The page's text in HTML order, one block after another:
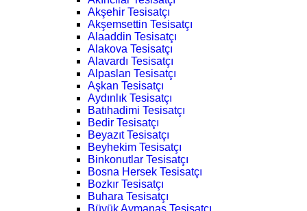
Akşehir Tesisatçı
Akşemsettin Tesisatçı
Alaaddin Tesisatçı
Alakova Tesisatçı
Alavardı Tesisatçı
Alpaslan Tesisatçı
Aşkan Tesisatçı
Aydınlık Tesisatçı
Batıhadimi Tesisatçı
Bedir Tesisatçı
Beyazıt Tesisatçı
Beyhekim Tesisatçı
Binkonutlar Tesisatçı
Bosna Hersek Tesisatçı
Bozkır Tesisatçı
Buhara Tesisatçı